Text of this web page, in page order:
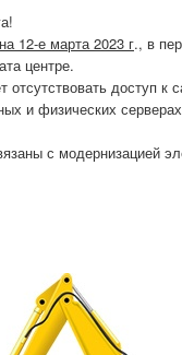
12-е марта 2023 г., в
центре.
отсутствовать доступ
и физических
с модернизацией